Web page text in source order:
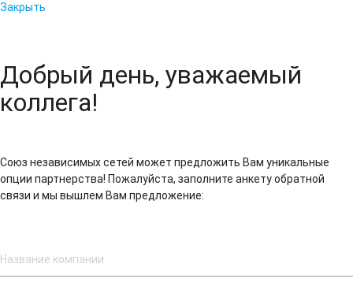
Закрыть
Добрый день, уважаемый
коллега!
Союз независимых сетей может предложить Вам уникальные
опции партнерства! Пожалуйста, заполните анкету обратной
связи и мы вышлем Вам предложение: